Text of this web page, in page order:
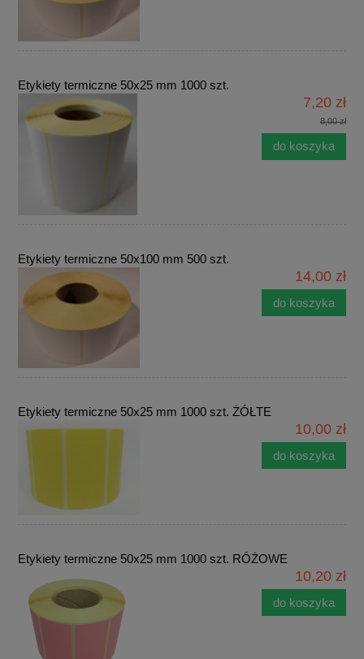
Etykiety termiczne 50x25 mm 1000 szt.
7,20 zł
8,00 zł
do koszyka
Etykiety termiczne 50x100 mm 500 szt.
14,00 zł
do koszyka
Etykiety termiczne 50x25 mm 1000 szt. ŻÓŁTE
10,00 zł
do koszyka
Etykiety termiczne 50x25 mm 1000 szt. RÓŻOWE
10,20 zł
do koszyka